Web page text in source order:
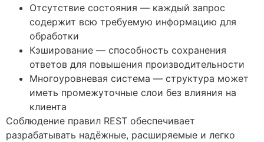
Отсутствие состояния — каждый запрос
содержит всю требуемую информацию для
обработки
Кэширование — способность сохранения
ответов для повышения производительности
Многоуровневая система — структура может
иметь промежуточные слои без влияния на
клиента
Соблюдение правил REST обеспечивает
разрабатывать надёжные, расширяемые и легко